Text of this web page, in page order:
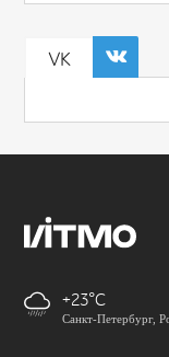
VK
+23
Санкт-Петербург,